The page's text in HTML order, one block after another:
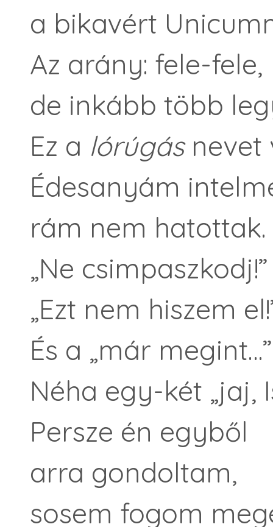
a bikavért
Az arány: fele-fele,
de inkább több
Ez a lórúgásnevet
Édesanyám
rám nem hatottak.
„Ne csimpaszkodj!”
„Ezt nem hiszem
És a „már megint…”
Néha egy-két „jaj,
Persze én egyből
arra gondoltam,
sosem fogom